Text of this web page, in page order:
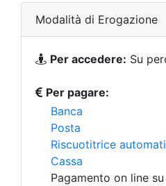
Modalità di Erogazione
Per accedere: Su
Per pagare:
Banca
Posta
Riscuotitrice
Cassa
Pagamento on line su